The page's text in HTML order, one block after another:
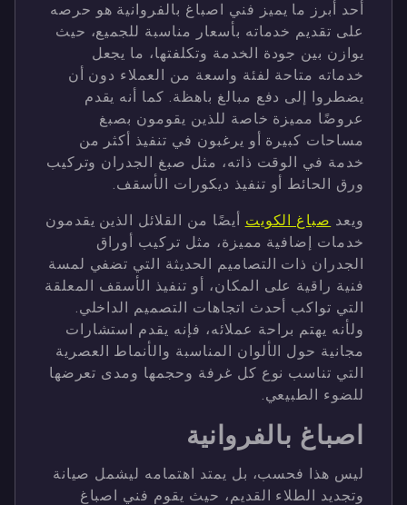
أحد أبرز ما يميز فني اصباغ بالفروانية هو حرصه
على تقديم خدماته بأسعار مناسبة للجميع، حيث
يوازن بين جودة الخدمة وتكلفتها، ما يجعل
خدماته متاحة لفئة واسعة من العملاء دون أن
يضطروا إلى دفع مبالغ باهظة. كما أنه يقدم
عروضًا مميزة خاصة للذين يقومون بصبغ
مساحات كبيرة أو يرغبون في تنفيذ أكثر من
خدمة في الوقت ذاته، مثل صبغ الجدران وتركيب
ورق الحائط أو تنفيذ ديكورات الأسقف.
ويعد صباغ الكويت أيضًا من القلائل الذين يقدمون
خدمات إضافية مميزة، مثل تركيب أوراق
الجدران ذات التصاميم الحديثة التي تضفي لمسة
فنية راقية على المكان، أو تنفيذ الأسقف المعلقة
التي تواكب أحدث اتجاهات التصميم الداخلي.
ولأنه يهتم براحة عملائه، فإنه يقدم استشارات
مجانية حول الألوان المناسبة والأنماط العصرية
التي تناسب نوع كل غرفة وحجمها ومدى تعرضها
للضوء الطبيعي.
اصباغ بالفروانية
ليس هذا فحسب، بل يمتد اهتمامه ليشمل صيانة
وتجديد الطلاء القديم، حيث يقوم فني اصباغ